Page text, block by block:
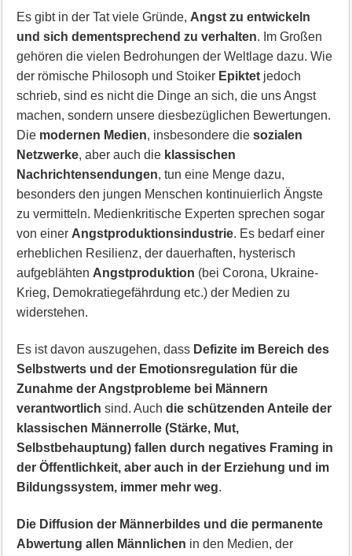
Es gibt in der Tat viele Gründe, Angst zu entwickeln
und sich dementsprechend zu verhalten. Im Großen
gehören die vielen Bedrohungen der Weltlage dazu. Wie
der römische Philosoph und Stoiker Epiktet jedoch
schrieb, sind es nicht die Dinge an sich, die uns Angst
machen, sondern unsere diesbezüglichen Bewertungen.
Die modernen Medien, insbesondere die sozialen
Netzwerke, aber auch die klassischen
Nachrichtensendungen, tun eine Menge dazu,
besonders den jungen Menschen kontinuierlich Ängste
zu vermitteln. Medienkritische Experten sprechen sogar
von einer Angstproduktionsindustrie. Es bedarf einer
erheblichen Resilienz, der dauerhaften, hysterisch
aufgeblähten Angstproduktion (bei Corona, Ukraine-
Krieg, Demokratiegefährdung etc.) der Medien zu
widerstehen.
Es ist davon auszugehen, dass Defizite im Bereich des
Selbstwerts und der Emotionsregulation für die
Zunahme der Angstprobleme bei Männern
verantwortlich sind. Auch die schützenden Anteile der
klassischen Männerrolle (Stärke, Mut,
Selbstbehauptung) fallen durch negatives Framing in
der Öffentlichkeit, aber auch in der Erziehung und im
Bildungssystem, immer mehr weg.
Die Diffusion der Männerbildes und die permanente
Abwertung allen Männlichen in den Medien, der